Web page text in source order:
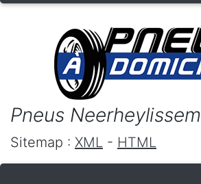
Pneus Neerheylissem
Sitemap : XML - HTML